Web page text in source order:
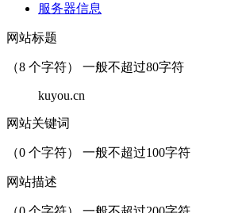
服务器信息
网站标题
（8 个字符） 一般不超过80字符
kuyou.cn
网站关键词
（0 个字符） 一般不超过100字符
网站描述